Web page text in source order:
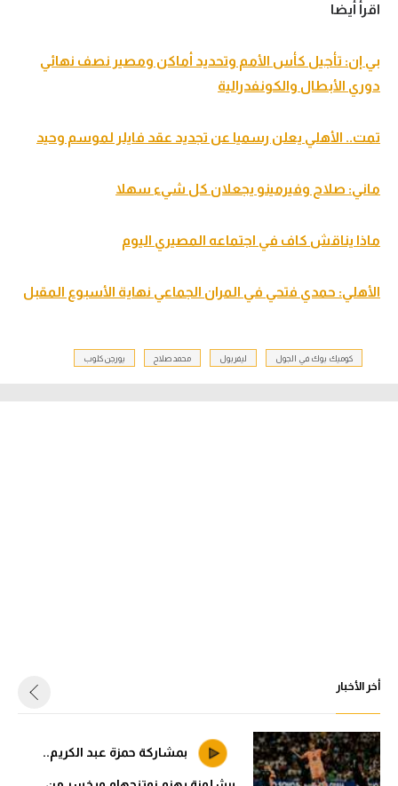
اقرأ أيضا
بي إن: تأجيل كأس الأمم وتحديد أماكن ومصير نصف نهائي
دوري الأبطال والكونفدرالية
تمت.. الأهلي يعلن رسميا عن تجديد عقد فايلر لموسم وحيد
ماني: صلاح وفيرمينو يجعلان كل شيء سهلا
ماذا يناقش كاف في اجتماعه المصيري اليوم
الأهلي: حمدي فتحي في المران الجماعي نهاية الأسبوع المقبل
كوميك بوك في الجول ليفربول محمد صلاح يورجن كلوب
أخر الأخبار
بمشاركة حمزة عبد الكريم..